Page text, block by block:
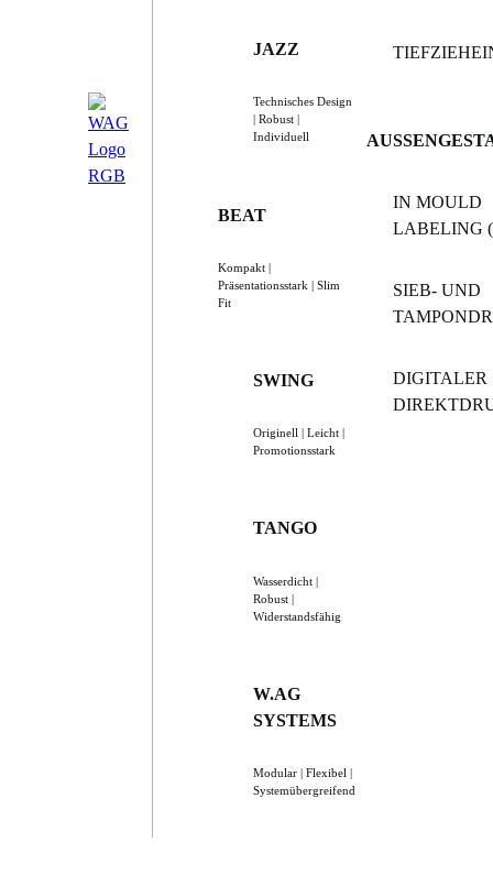
JAZZ
Technisches Design
| Robust |
Individuell
BEAT
Kompakt |
Präsentationsstark | Slim
Fit
SWING
Originell | Leicht |
Promotionsstark
TANGO
Wasserdicht |
Robust |
Widerstandsfähig
W.AG
SYSTEMS
Modular | Flexibel |
Systemübergreifend
IN MOULD
LABELING
SIEB- UND
DIGITALER